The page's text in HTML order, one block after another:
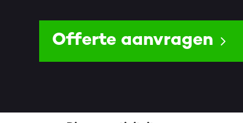
Offerte aanvragen